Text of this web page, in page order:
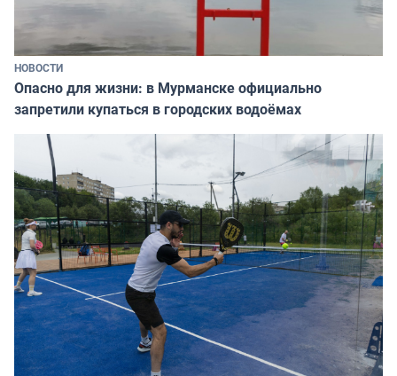
НОВОСТИ
Опасно для жизни: в Мурманске официально
запретили купаться в городских водоёмах